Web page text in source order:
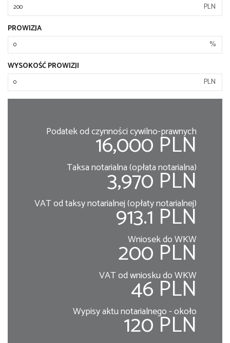
PLN
PROWIZJA
%
WYSOKOŚĆ PROWIZJI
PLN
Podatek od czynności cywilno-prawnych
16,000 PLN
Taksa notarialna (opłata notarialna)
3,970 PLN
VAT od taksy notarialnej (opłaty notarialnej)
913.1 PLN
Wniosek do WKW
200 PLN
VAT od wniosku do WKW
46 PLN
Wypisy aktu notarialnego - około
120 PLN